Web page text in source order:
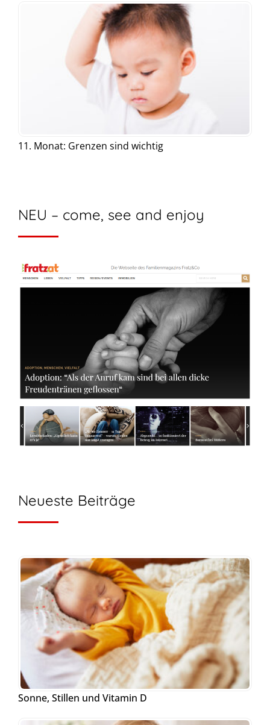
11. Monat: Grenzen sind wichtig
NEU – come, see and enjoy
Neueste Beiträge
Sonne, Stillen und Vitamin D